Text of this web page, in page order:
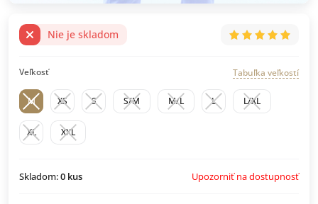
Nie je skladom
Veľkosť Tabuľka veľkostí
M XS S S/M M/L L L/XL
XL XXL
Skladom:0 kus Upozorniť na dostupnosť